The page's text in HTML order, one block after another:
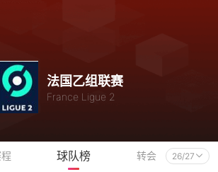
法国乙组联赛
France Ligue 2
球队榜 转会 26/27